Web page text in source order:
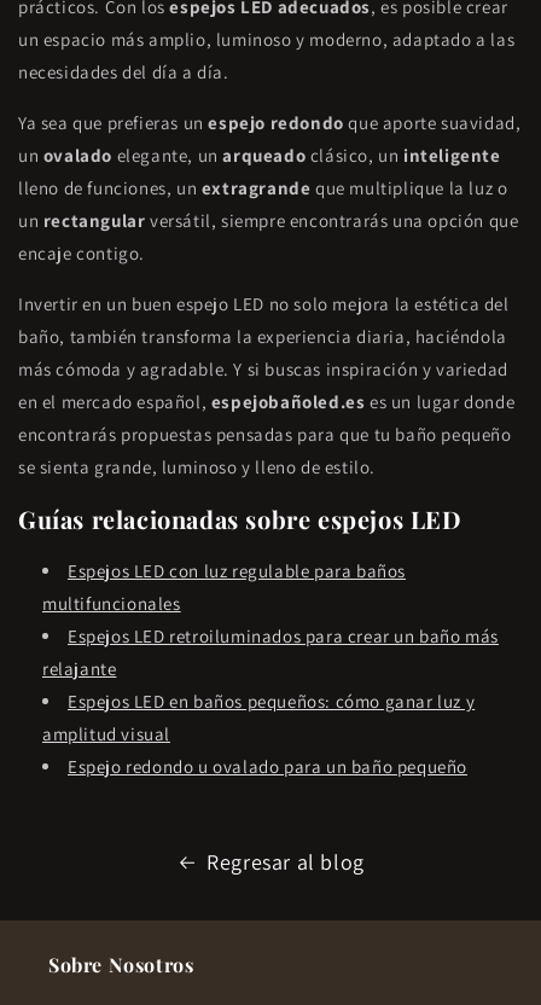
prácticos. Con losespejos LED adecuados, es posible crear
un espacio más amplio, luminoso y moderno, adaptado a las
necesidades del día a día.
Ya sea que prefieras unespejo redondo que aporte suavidad,
un ovalado elegante, unarqueado clásico, un inteligente
lleno de funciones, un extragrande que multiplique la luz o
un rectangular versátil, siempre encontrarás una opción que
encaje contigo.
Invertir en un buen espejo LED no solo mejora la estética del
baño, también transforma la experiencia diaria, haciéndola
más cómoda y agradable. Y si buscas inspiración y variedad
en el mercado español, espejobañoled.es es un lugar donde
encontrarás propuestas pensadas para que tu baño pequeño
se sienta grande, luminoso y lleno de estilo.
Guías relacionadas sobre espejos LED
Espejos LED con luz regulable para baños
multifuncionales
Espejos LED retroiluminados para crear un baño más
relajante
Espejos LED en baños pequeños: cómo ganar luz y
amplitud visual
Espejo redondo u ovalado para un baño pequeño
Regresar al blog
Sobre Nosotros